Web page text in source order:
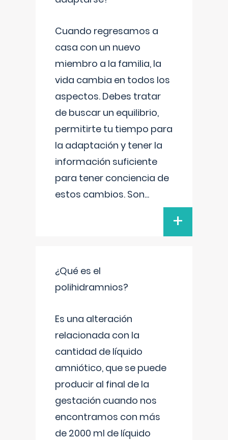
Cuando regresamos a
casa con un nuevo
miembro a la familia, la
vida cambia en todos los
aspectos. Debes tratar
de buscar un equilibrio,
permitirte tu tiempo para
la adaptación y tener la
información suficiente
para tener conciencia de
estos cambios. Son...
+
¿Qué es el
polihidramnios?
Es una alteración
relacionada con la
cantidad de líquido
amniótico, que se puede
producir al final de la
gestación cuando nos
encontramos con más
de 2000 ml de líquido